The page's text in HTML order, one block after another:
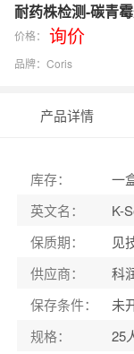
耐药株检测-碳青
价格： 询价
品牌： Coris
产品详情
库存：
一
英文名：
K-
保质期：
见
供应商：
科
保存条件：
未
规格： 25